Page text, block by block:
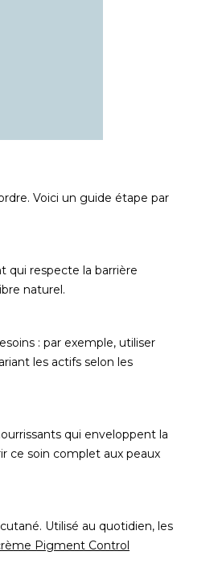
Voici un guide étape par
qui respecte la barrière
naturel.
: par exemple, utiliser
les actifs selon les
qui enveloppent la
ce soin complet aux peaux
Utilisé au quotidien, les
Pigment Control